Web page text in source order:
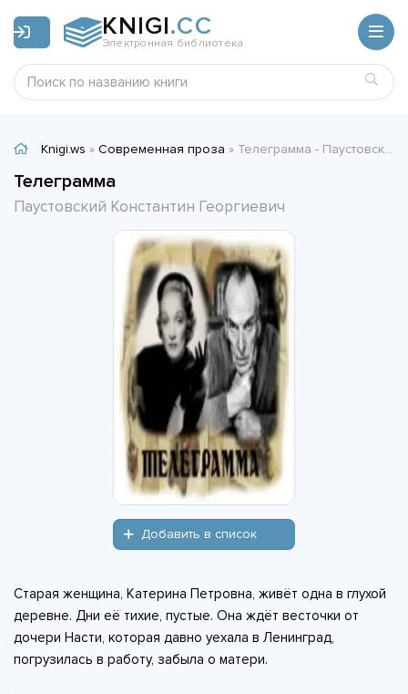
KNIGI.CC
Электронная библиотека
Knigi.ws » Современная проза » Телеграмма - Паустовский Константин Георгиевич
Телеграмма
Паустовский Константин Георгиевич
Добавить в список
Старая женщина, Катерина Петровна, живёт одна в глухой
деревне. Дни её тихие, пустые. Она ждёт весточки от
дочери Насти, которая давно уехала в Ленинград,
погрузилась в работу, забыла о матери.